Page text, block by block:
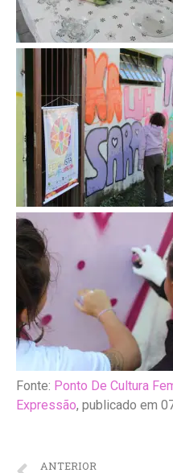
Fonte: Ponto De Cultura
Expressão, publicado em
ANTERIOR